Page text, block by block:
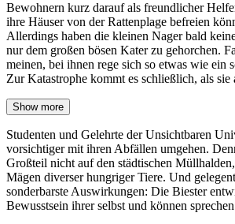
Bewohnern kurz darauf als freundlicher
ihre Häuser von der Rattenplage befreien
Allerdings haben die kleinen Nager bald
nur dem großen bösen Kater zu gehorchen.
meinen, bei ihnen rege sich so etwas wie ein
Zur Katastrophe kommt es schließlich, als
Show more
Studenten und Gelehrte der Unsichtbaren
vorsichtiger mit ihren Abfällen umgehen.
Großteil nicht auf den städtischen
Mägen diverser hungriger Tiere. Und
sonderbarste Auswirkungen: Die Biester
Bewusstsein ihrer selbst und können